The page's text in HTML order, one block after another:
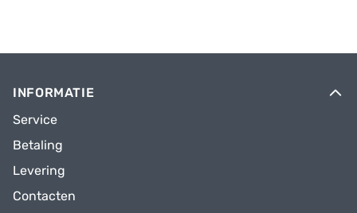
INFORMATIE
Service
Betaling
Levering
Contacten